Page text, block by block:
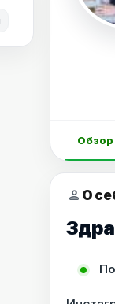
Обзор
person О